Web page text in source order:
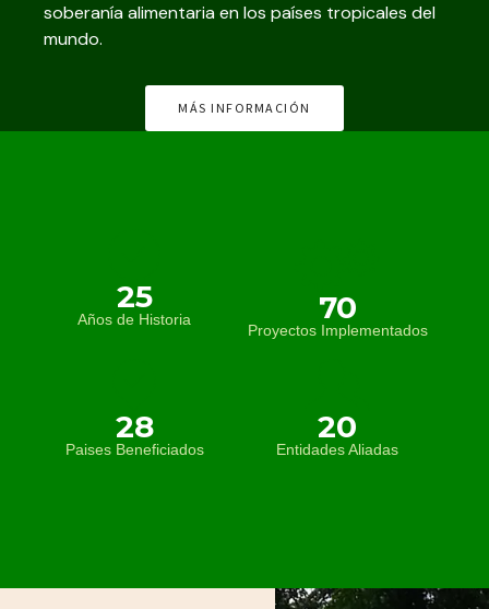
soberanía alimentaria en los países tropicales del
mundo.
MÁS INFORMACIÓN
25
Años de Historia 70
Proyectos Implementados
28
Paises Beneficiados
20
Entidades Aliadas